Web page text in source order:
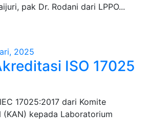
pak Dr. Rodani dari LPPO...
2025
ISO 17025
17025:2017 dari Komite
kepada Laboratorium